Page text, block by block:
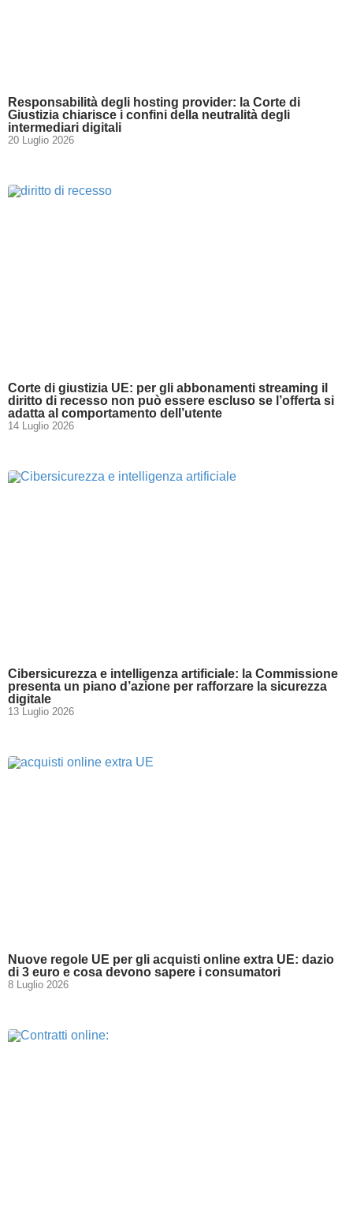
Responsabilità degli hosting provider: la Corte di
Giustizia chiarisce i confini della neutralità degli
intermediari digitali
20 Luglio 2026
Corte di giustizia UE: per gli abbonamenti streaming il
diritto di recesso non può essere escluso se l’offerta si
adatta al comportamento dell’utente
14 Luglio 2026
Cibersicurezza e intelligenza artificiale: la Commissione
presenta un piano d’azione per rafforzare la sicurezza
digitale
13 Luglio 2026
Nuove regole UE per gli acquisti online extra UE: dazio
di 3 euro e cosa devono sapere i consumatori
8 Luglio 2026